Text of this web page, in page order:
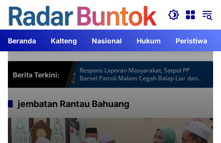
Langsung
konten
Beranda Kalteng Nasional Hukum Peristiwa
Berita Terkini:
Gardu
Lebih
Respons Laporan Masyarakat, Satpol PP
Barsel Patroli Malam Cegah Balap Liar dan
Knalpot Brong
jembatan Rantau Bahuang